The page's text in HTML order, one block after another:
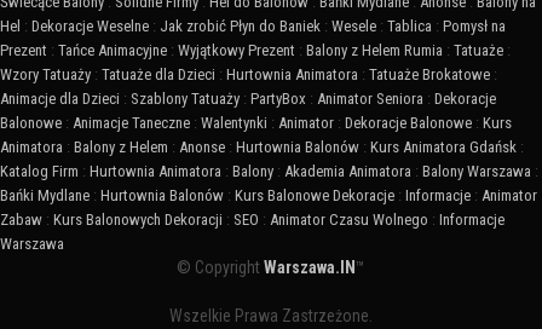
Hel : Dekoracje Weselne : Jak zrobić Płyn do Baniek : Wesele : Tablica : Pomysł na
Prezent : Tańce Animacyjne : Wyjątkowy Prezent : Balony z Helem Rumia : Tatuaże :
Wzory Tatuaży : Tatuaże dla Dzieci : Hurtownia Animatora : Tatuaże Brokatowe :
Animacje dla Dzieci : Szablony Tatuaży : PartyBox : Animator Seniora : Dekoracje
Balonowe : Animacje Taneczne : Walentynki : Animator : Dekoracje Balonowe : Kurs
Animatora : Balony z Helem : Anonse : Hurtownia Balonów : Kurs Animatora Gdańsk :
Katalog Firm : Hurtownia Animatora : Balony : Akademia Animatora : Balony Warszawa :
Bańki Mydlane : Hurtownia Balonów : Kurs Balonowe Dekoracje : Informacje : Animator
Zabaw : Kurs Balonowych Dekoracji : SEO : Animator Czasu Wolnego : Informacje
Warszawa
© CopyrightWarszawa.IN ™
Wszelkie Prawa Zastrzeżone.